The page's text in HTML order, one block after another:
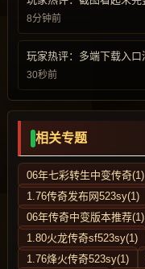
8分钟前
玩家热评：多端下载入口
30秒前
相关专题
06年七彩转生中变传奇(1)
1.76传奇发布网523sy(1)
06年传奇中变版本推荐(1)
1.80火龙传奇sf523sy(1)
1.76烽火传奇523sy(1)